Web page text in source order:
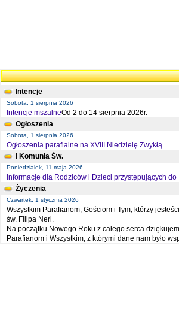
Intencje
Sobota, 1 sierpnia 2026
Intencje mszalneOd 2 do 14 sierpnia 2026r.
Ogłoszenia
Sobota, 1 sierpnia 2026
Ogłoszenia parafialne na XVIII Niedzielę Zwykłą
I Komunia Św.
Poniedziałek, 11 maja 2026
Informacje dla Rodziców i Dzieci przystępujących do
Życzenia
Czwartek, 1 stycznia 2026
Wszystkim Parafianom, Gościom i Tym, którzy
św. Filipa Neri.
Na początku Nowego Roku z całego serca
Parafianom i Wszystkim, z którymi dane nam było